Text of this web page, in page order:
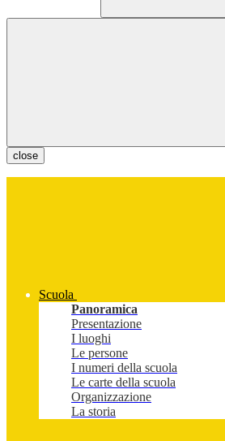
close
Scuola
Panoramica
Presentazione
I luoghi
Le persone
I numeri della scuola
Le carte della scuola
Organizzazione
La storia